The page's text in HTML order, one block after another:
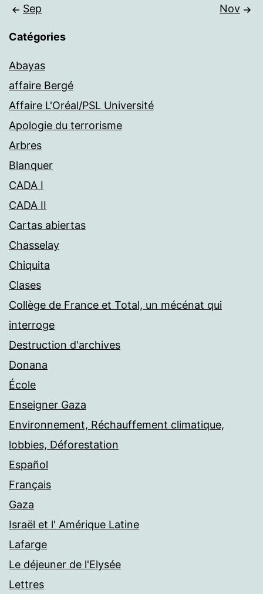
Sep Nov
Catégories
Abayas
affaire Bergé
Affaire L'Oréal/PSL Université
Apologie du terrorisme
Arbres
Blanquer
CADA I
CADA II
Cartas abiertas
Chasselay
Chiquita
Clases
Collège de France et Total, un mécénat qui
interroge
Destruction d'archives
Donana
École
Enseigner Gaza
Environnement, Réchauffement climatique,
lobbies, Déforestation
Español
Français
Gaza
Israël et l' Amérique Latine
Lafarge
Le déjeuner de l'Elysée
Lettres